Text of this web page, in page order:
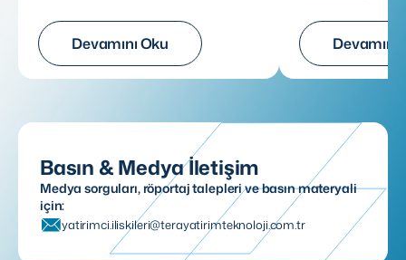
Devamını Oku Devamını
Basın & Medya İletişim
Medya sorguları, röportaj talepleri ve basın materyali
için:
yatirimci.iliskileri@terayatirimteknoloji.com.tr